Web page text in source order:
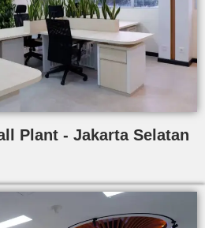
Plant - Jakarta Selatan